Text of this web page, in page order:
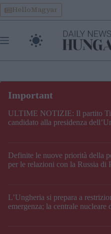
Skip
to
content
HelloMagyar
ULTIME NOTIZIE: Il partito
candidato alla presidenza
Definite le nuove priorità della
per le relazioni con la Russia
L’Ungheria si prepara a
emergenza; la centrale nucleare